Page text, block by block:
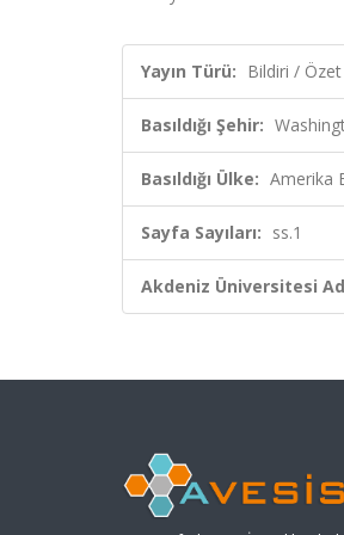
Yayın Türü: Bildiri /
Basıldığı Şehir:
Basıldığı Ülke: Amerika
Sayfa Sayıları: ss.1
Akdeniz Üniversitesi